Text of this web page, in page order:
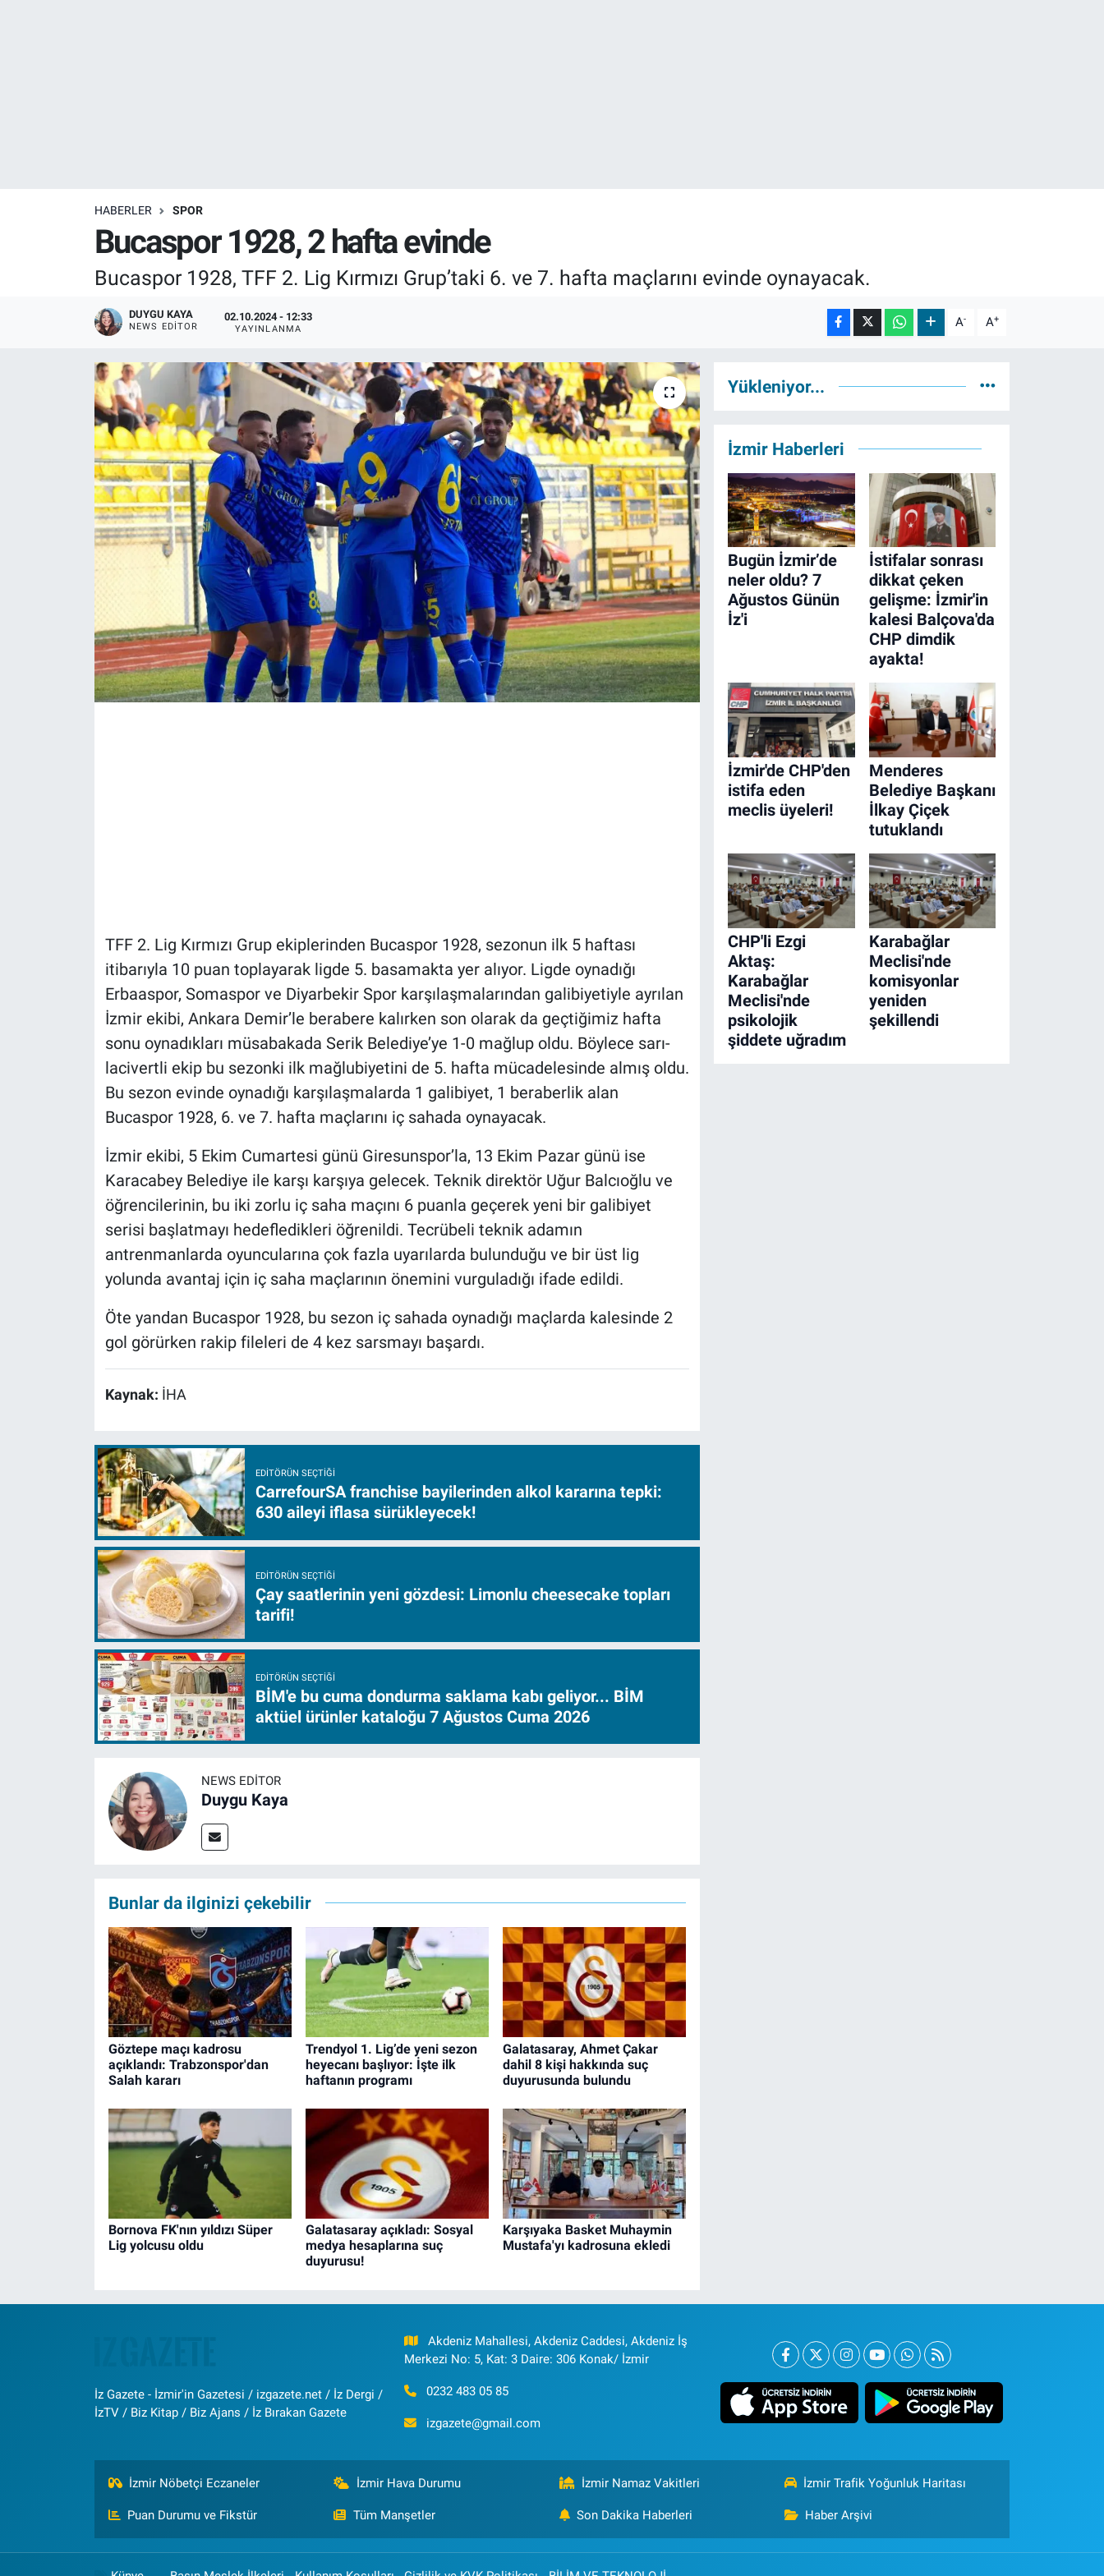
HABERLER SPOR
Bucaspor 1928, 2 hafta evinde
Bucaspor 1928, TFF 2. Lig Kırmızı Grup’taki 6. ve 7. hafta maçlarını evinde oynayacak.
DUYGU KAYA
NEWS EDITOR
02.10.2024 - 12:33
YAYINLANMA A- A+
TFF 2. Lig Kırmızı Grup ekiplerinden Bucaspor 1928, sezonun ilk 5 haftası
itibarıyla 10 puan toplayarak ligde 5. basamakta yer alıyor. Ligde oynadığı
Erbaaspor, Somaspor ve Diyarbekir Spor karşılaşmalarından galibiyetiyle ayrılan
İzmir ekibi, Ankara Demir’le berabere kalırken son olarak da geçtiğimiz hafta
sonu oynadıkları müsabakada Serik Belediye’ye 1-0 mağlup oldu. Böylece sarı-
lacivertli ekip bu sezonki ilk mağlubiyetini de 5. hafta mücadelesinde almış oldu.
Bu sezon evinde oynadığı karşılaşmalarda 1 galibiyet, 1 beraberlik alan
Bucaspor 1928, 6. ve 7. hafta maçlarını iç sahada oynayacak.
İzmir ekibi, 5 Ekim Cumartesi günü Giresunspor’la, 13 Ekim Pazar günü ise
Karacabey Belediye ile karşı karşıya gelecek. Teknik direktör Uğur Balcıoğlu ve
öğrencilerinin, bu iki zorlu iç saha maçını 6 puanla geçerek yeni bir galibiyet
serisi başlatmayı hedefledikleri öğrenildi. Tecrübeli teknik adamın
antrenmanlarda oyuncularına çok fazla uyarılarda bulunduğu ve bir üst lig
yolunda avantaj için iç saha maçlarının önemini vurguladığı ifade edildi.
Öte yandan Bucaspor 1928, bu sezon iç sahada oynadığı maçlarda kalesinde 2
gol görürken rakip fileleri de 4 kez sarsmayı başardı.
Kaynak: İHA
EDITÖRÜN SEÇTIĞI
CarrefourSA franchise bayilerinden alkol kararına tepki:
630 aileyi iflasa sürükleyecek!
EDITÖRÜN SEÇTIĞI
Çay saatlerinin yeni gözdesi: Limonlu cheesecake topları
tarifi!
EDITÖRÜN SEÇTIĞI
BİM'e bu cuma dondurma saklama kabı geliyor... BİM
aktüel ürünler kataloğu 7 Ağustos Cuma 2026
NEWS EDITOR
Duygu Kaya
Bunlar da ilginizi çekebilir
Göztepe maçı kadrosu
açıklandı: Trabzonspor'dan
Salah kararı
Trendyol 1. Lig’de yeni sezon
heyecanı başlıyor: İşte ilk
haftanın programı
Galatasaray, Ahmet Çakar
dahil 8 kişi hakkında suç
duyurusunda bulundu
Bornova FK'nın yıldızı Süper
Lig yolcusu oldu
Galatasaray açıkladı: Sosyal
medya hesaplarına suç
duyurusu!
Karşıyaka Basket Muhaymin
Mustafa'yı kadrosuna ekledi
Yükleniyor...
İzmir Haberleri
Bugün İzmir’de
neler oldu? 7
Ağustos Günün
İz'i
İstifalar sonrası
dikkat çeken
gelişme: İzmir'in
kalesi Balçova'da
CHP dimdik
ayakta!
İzmir'de CHP'den
istifa eden
meclis üyeleri!
Menderes
Belediye Başkanı
İlkay Çiçek
tutuklandı
CHP'li Ezgi
Aktaş:
Karabağlar
Meclisi'nde
psikolojik
şiddete uğradım
Karabağlar
Meclisi'nde
komisyonlar
yeniden
şekillendi
İz Gazete - İzmir'in Gazetesi / izgazete.net / İz Dergi /
İzTV / Biz Kitap / Biz Ajans / İz Bırakan Gazete
Akdeniz Mahallesi, Akdeniz Caddesi, Akdeniz İş
Merkezi No: 5, Kat: 3 Daire: 306 Konak/ İzmir
0232 483 05 85
izgazete@gmail.com
İzmir Nöbetçi Eczaneler İzmir Hava Durumu İzmir Namaz Vakitleri İzmir Trafik Yoğunluk Haritası
Puan Durumu ve Fikstür Tüm Manşetler Son Dakika Haberleri Haber Arşivi